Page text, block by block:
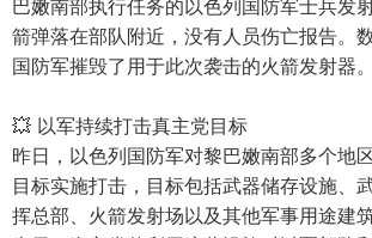
巴嫩南部执行任务的以色列国防军士兵发
箭弹落在部队附近，没有人员伤亡报告。
国防军摧毁了用于此次袭击的火箭发射器。
💥 以军持续打击真主党目标
昨日，以色列国防军对黎巴嫩南部多个地
目标实施打击，目标包括武器储存设施、
挥总部、火箭发射场以及其他军事用途建